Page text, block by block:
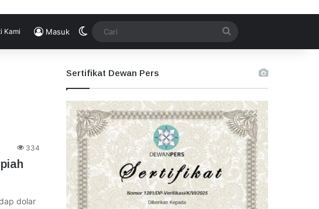
Kami Masuk Switch skin
334
dolar
Sertifikat Dewan Pers